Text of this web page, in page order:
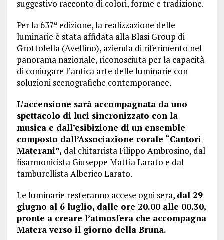
suggestivo racconto di colori, forme e tradizione.
Per la 637ª edizione, la realizzazione delle
luminarie è stata affidata alla Blasi Group di
Grottolella (Avellino), azienda di riferimento nel
panorama nazionale, riconosciuta per la capacità
di coniugare l’antica arte delle luminarie con
soluzioni scenografiche contemporanee.
L’accensione sarà accompagnata da uno
spettacolo di luci sincronizzato con la
musica e dall’esibizione di un ensemble
composto dall’Associazione corale “Cantori
Materani”, dal chitarrista Filippo Ambrosino, dal
fisarmonicista Giuseppe Mattia Larato e dal
tamburellista Alberico Larato.
Le luminarie resteranno accese ogni sera, dal 29
giugno al 6 luglio, dalle ore 20.00 alle 00.30,
pronte a creare l’atmosfera che accompagna
Matera verso il giorno della Bruna.